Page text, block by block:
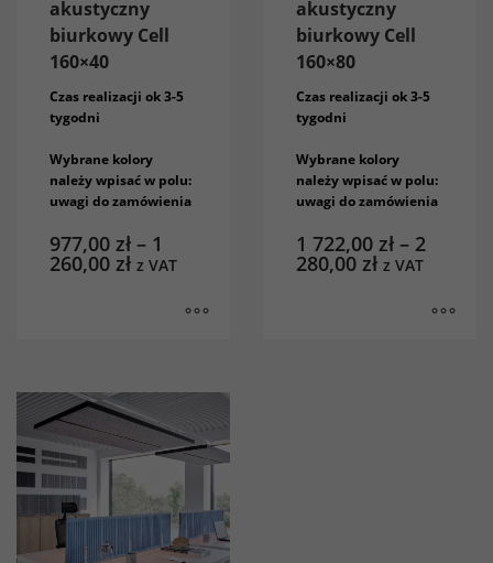
akustyczny
biurkowy Cell
160×40
Czas realizacji ok 3-5
tygodni
Wybrane kolory
należy wpisać w polu:
uwagi do zamówienia
977,00 zł – 1
260,00 zł z VAT
akustyczny
biurkowy Cell
160×80
Czas realizacji ok 3-5
tygodni
Wybrane kolory
należy wpisać w polu:
uwagi do zamówienia
1 722,00 zł – 2
280,00 zł z VAT